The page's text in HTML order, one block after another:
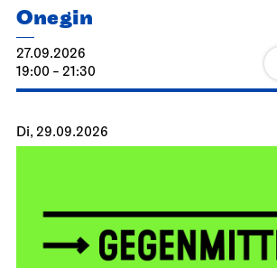
Onegin
27.09.2026
19:00 - 21:30
Di, 29.09.2026